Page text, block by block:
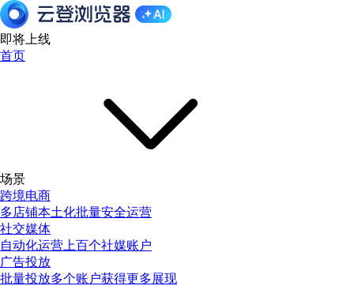
即将上线
首页
场景
跨境电商
多店铺本土化批量安全运营
社交媒体
自动化运营上百个社媒账户
广告投放
批量投放多个账户获得更多展现